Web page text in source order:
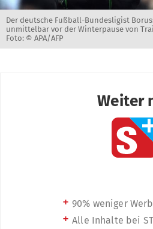
Der deutsche Fußball-Bundesligist
unmittelbar vor der Winterpause von
Foto: © APA/AFP